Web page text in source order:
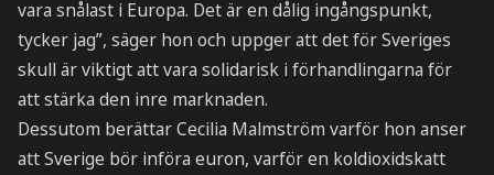
vara snålast i Europa. Det är en dålig ingångspunkt,
tycker jag”, säger hon och uppger att det för Sveriges
skull är viktigt att vara solidarisk i förhandlingarna för
att stärka den inre marknaden.
Dessutom berättar Cecilia Malmström varför hon anser
att Sverige bör införa euron, varför en koldioxidskatt